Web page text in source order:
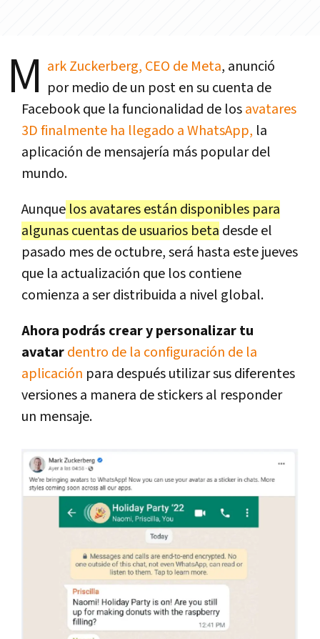
M ark Zuckerberg, CEO de Meta, anunció
por medio de un post en su cuenta de
Facebook que la funcionalidad de losavatares
3D finalmente ha llegado a WhatsApp, la
aplicación de mensajería más popular del
mundo.
Aunque los avatares están disponibles para
algunas cuentas de usuarios beta desde el
pasado mes de octubre, será hasta este jueves
que la actualización que los contiene
comienza a ser distribuida a nivel global.
Ahora podrás crear y personalizar tu
avatardentro de la configuración de la
aplicación para después utilizar sus diferentes
versiones a manera de stickers al responder
un mensaje.